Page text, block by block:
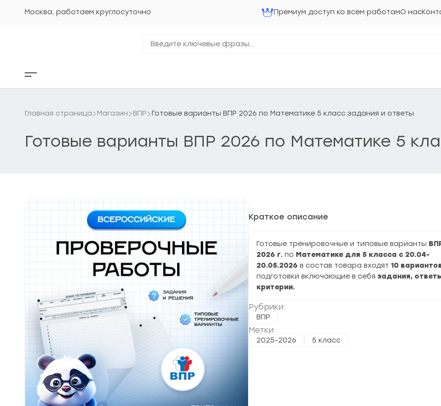
Москва, работаем круглосуточно Премиум доступ ко всем работамО нас
ключевые
Кнопка
бокового
Главная страница Магазин ВПР Готовые варианты ВПР 2026 по Математике 5 класс задания и ответы
Готовые варианты ВПР 2026 по Математике 5
Краткое описание
Готовые тренировочные и типовые варианты
2026 г. по Математике для 5 класса с 20.04-
20.05.2026 в состав товара входят 10
подготовки включающие в себя задания,
критерии.
Рубрики:
ВПР
Метки:
2025-2026 5 класс